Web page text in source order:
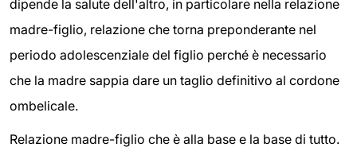
dipende la salute dell'altro, in particolare nella relazione
madre-figlio, relazione che torna preponderante nel
periodo adolescenziale del figlio perché è necessario
che la madre sappia dare un taglio definitivo al cordone
ombelicale.
Relazione madre-figlio che è alla base e la base di tutto.